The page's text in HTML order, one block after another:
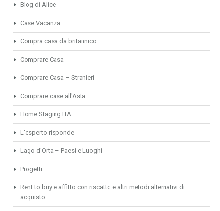
Blog di Alice
Case Vacanza
Compra casa da britannico
Comprare Casa
Comprare Casa – Stranieri
Comprare case all'Asta
Home Staging ITA
L'esperto risponde
Lago d'Orta – Paesi e Luoghi
Progetti
Rent to buy e affitto con riscatto e altri metodi alternativi di
acquisto